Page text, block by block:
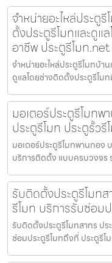
จำหน่ายอะไหล่ประตู
ตั้งประตูรีโมทและดูแ
อาชีพ ประตูรีโมท.net
จำหน่ายอะไหล่ประตูรีโมทบ้
ดูแลโดยช่างติดตั้งประตูรีโม
มอเตอร์ประตูรีโมท
ประตูรีโมท ประตูรั้วรี
มอเตอร์ประตูรีโมทพานทอง
บริการติดตั้ง แบบครบวงจร
รับติดตั้งประตูรีโมทส
รีโมท บริการรับซ่อม
รับติดตั้งประตูรีโมทสาทร ปร
ซ่อมประตูรีโมทถึงที่ ประตูรี